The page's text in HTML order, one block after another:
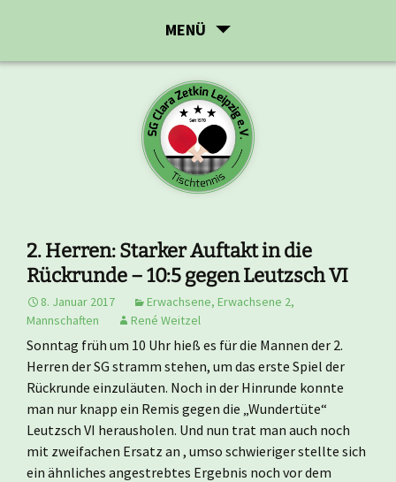
MENÜ
2. Herren: Starker Auftakt in die
Rückrunde – 10:5 gegen Leutzsch VI
8. Januar 2017 Erwachsene, Erwachsene 2,
Mannschaften
René Weitzel
Sonntag früh um 10 Uhr hieß es für die Mannen der 2.
Herren der SG stramm stehen, um das erste Spiel der
Rückrunde einzuläuten. Noch in der Hinrunde konnte
man nur knapp ein Remis gegen die „Wundertüte“
Leutzsch VI herausholen. Und nun trat man auch noch
mit zweifachen Ersatz an , umso schwieriger stellte sich
ein ähnliches angestrebtes Ergebnis noch vor dem